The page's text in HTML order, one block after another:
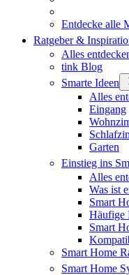
Entdecke alle
Ratgeber &
Alles
tink Blog
Smarte Ideen
Alles
Eingang
Garten
Einstieg ins
Alles
Was ist
Smart
Häufige
Smart
Smart Home
Smart Home